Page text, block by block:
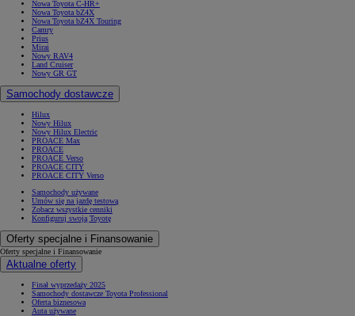
Nowa Toyota C-HR+
Nowa Toyota bZ4X
Nowa Toyota bZ4X Touring
Camry
Prius
Mirai
Nowy RAV4
Land Cruiser
Nowy GR GT
Samochody dostawcze
Hilux
Nowy Hilux
Nowy Hilux Electric
PROACE Max
PROACE
PROACE Verso
PROACE CITY
PROACE CITY Verso
Samochody używane
Umów się na jazdę testową
Zobacz wszystkie cenniki
Konfiguruj swoją Toyotę
Oferty specjalne i Finansowanie
Oferty specjalne i Finansowanie
Aktualne oferty
Finał wyprzedaży 2025
Samochody dostawcze Toyota Professional
Oferta biznesowa
Auta używane